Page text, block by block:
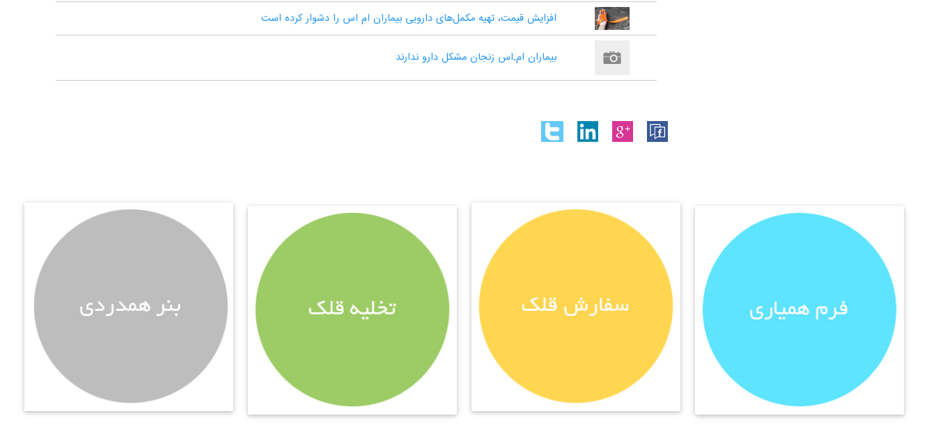
افزایش قیمت، تهیه مکمل‌های دارویی بیماران ام اس را دشوار کرده است
بیماران ام‌.اس زنجان مشکل دارو ندارند